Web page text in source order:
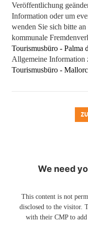
Veröffentlichung
Information oder um
wenden Sie sich bitte
kommunale
Tourismusbüro - Palma
Allgemeine Information
Tourismusbüro -
We need
This content is not
disclosed to the visitor.
with their CMP to